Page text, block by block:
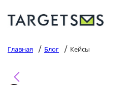
Главная / Блог / Кейсы